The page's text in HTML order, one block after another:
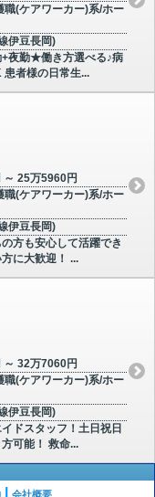
(ケアワーカー)系/ホー
伊豆長岡)
夜勤★働き方選べる♪病
患者様の日常生...
～ 25万5960円
(ケアワーカー)系/ホー
伊豆長岡)
方も安心して活躍でき
に大歓迎！ ...
～ 32万7060円
(ケアワーカー)系/ホー
伊豆長岡)
ドスタッフ！土日祝日
可能！ 救命...
会社概要